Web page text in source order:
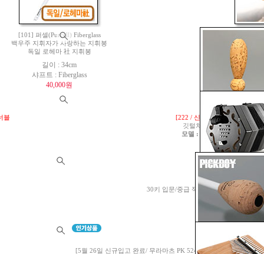
[101] 퍼셀(Purcell) Fiberglass
백우주 지휘자가 사랑하는 지휘봉
독일 로헤마 社 지휘봉
길이 : 34cm
샤프트 : Fiberglass
40,000원
코시차임
※ 본 코시차임은
중국산 복
블
[222 / 신상품 8월 중순 입고예
깃털처럼 가벼운 Premium
모델 : 스포르잔도
70,000원
[7/20 입고 완료]
30키 입문/중급 잭키 잉글리쉬 콘서티나
음역대: G3 ~
950,000원
[79]
[5월 26일 신규입고 완료/ 무라마츠 PK 524와 동일/ FT-